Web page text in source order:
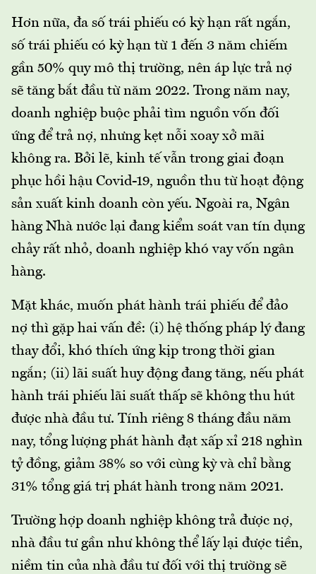
Hơn nữa, đa số trái phiếu có kỳ hạn rất ngắn,
số trái phiếu có kỳ hạn từ 1 đến 3 năm chiếm
gần 50% quy mô thị trường, nên áp lực trả nợ
sẽ tăng bắt đầu từ năm 2022. Trong năm nay,
doanh nghiệp buộc phải tìm nguồn vốn đối
ứng để trả nợ, nhưng kẹt nỗi xoay xở mãi
không ra. Bởi lẽ, kinh tế vẫn trong giai đoạn
phục hồi hậu Covid-19, nguồn thu từ hoạt động
sản xuất kinh doanh còn yếu. Ngoài ra, Ngân
hàng Nhà nước lại đang kiểm soát van tín dụng
chảy rất nhỏ, doanh nghiệp khó vay vốn ngân
hàng.
Mặt khác, muốn phát hành trái phiếu để đảo
nợ thì gặp hai vấn đề: (i) hệ thống pháp lý đang
thay đổi, khó thích ứng kịp trong thời gian
ngắn; (ii) lãi suất huy động đang tăng, nếu phát
hành trái phiếu lãi suất thấp sẽ không thu hút
được nhà đầu tư. Tính riêng 8 tháng đầu năm
nay, tổng lượng phát hành đạt xấp xỉ 218 nghìn
tỷ đồng, giảm 38% so với cùng kỳ và chỉ bằng
31% tổng giá trị phát hành trong năm 2021.
Trường hợp doanh nghiệp không trả được nợ,
nhà đầu tư gần như không thể lấy lại được tiền,
niềm tin của nhà đầu tư đối với thị trường sẽ